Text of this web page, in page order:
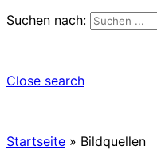
Suchen nach:
Close search
Startseite » Bildquellen